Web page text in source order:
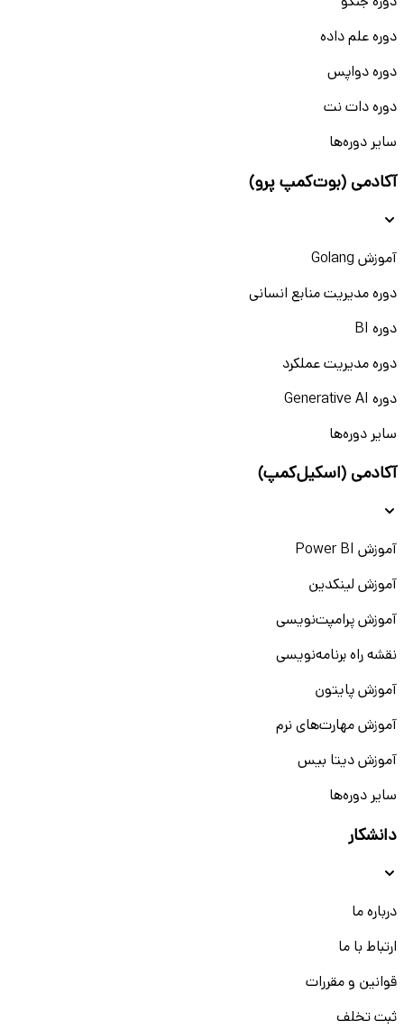
دوره علم داده
دوره دواپس
دوره دات نت
سایر دوره‌ها
آکادمی (بوت‌کمپ پرو)
آموزش Golang
دوره مدیریت منابع انسانی
دوره BI
دوره مدیریت عملکرد
دوره Generative AI
سایر دوره‌ها
آکادمی (اسکیل‌کمپ)
آموزش Power BI
آموزش لینکدین
آموزش پرامپت‌نویسی
نقشه راه برنامه‌نویسی
آموزش پایتون
آموزش مهارت‌های نرم
آموزش دیتا بیس
سایر دوره‌ها
دانشکار
درباره ما
ارتباط با ما
قوانین و مقررات
ثبت تخلف